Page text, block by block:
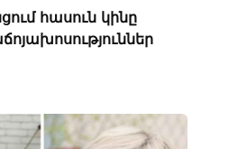
հասուն կինը